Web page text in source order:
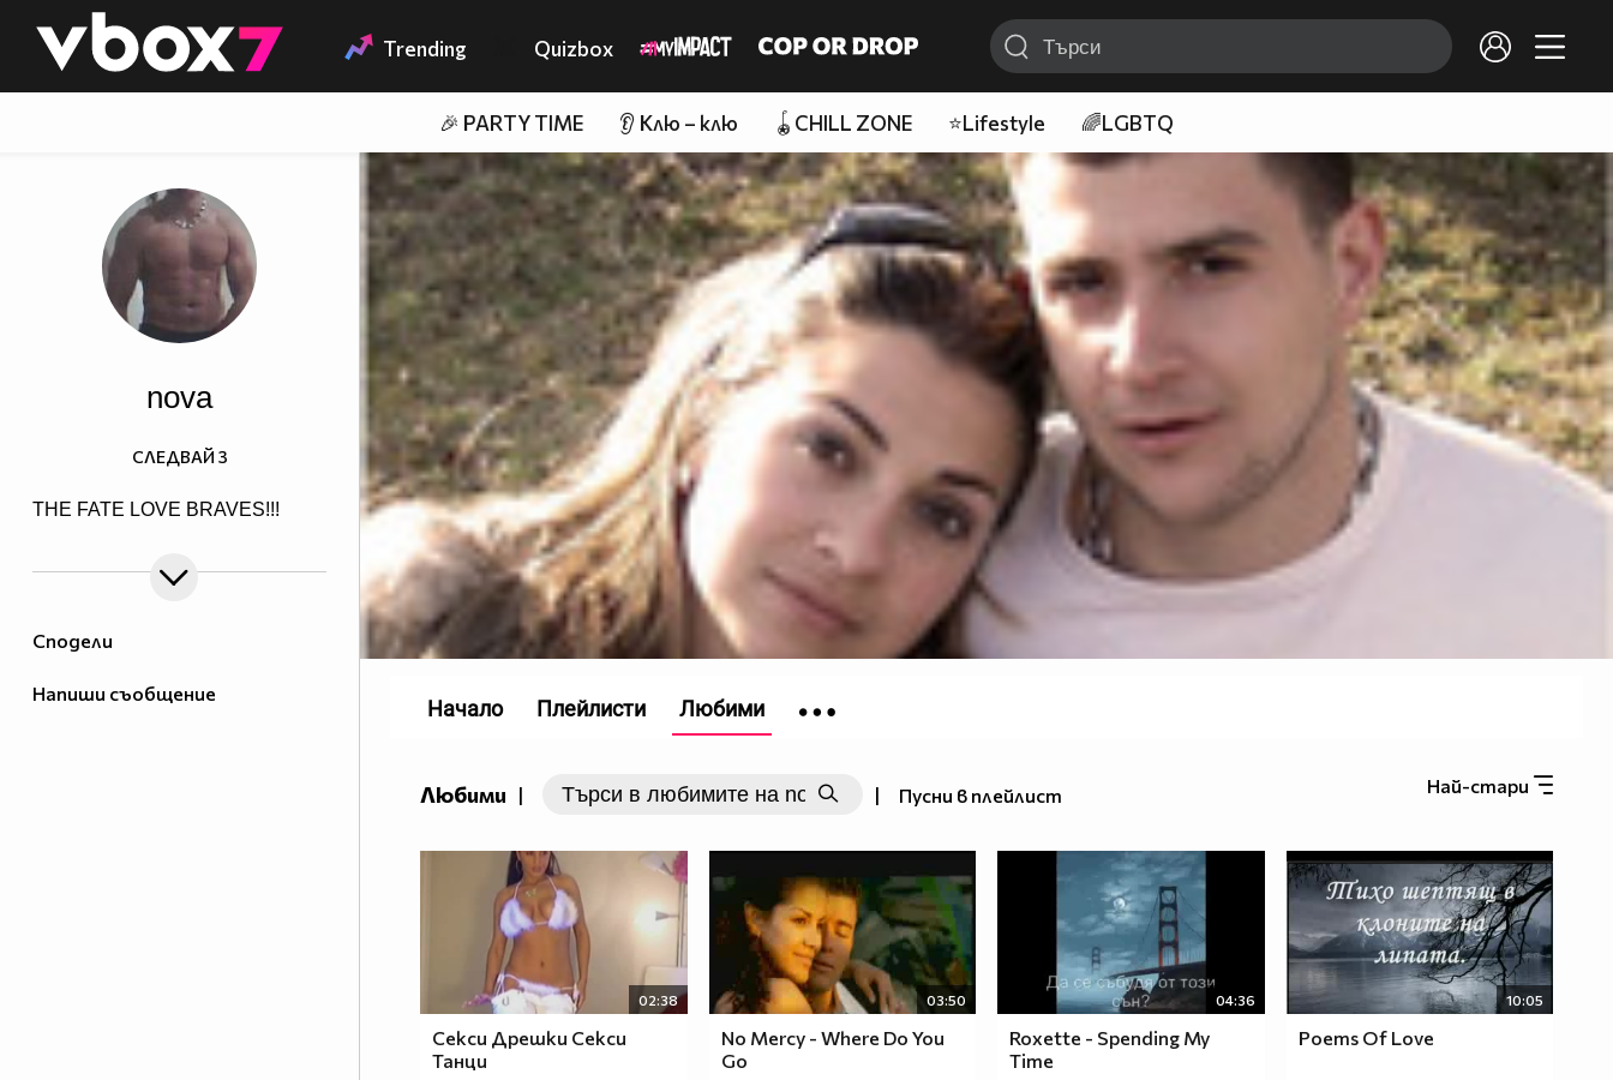
👾 Trending Quizbox
🎉 PARTY TIME 👂 Клю – клю 🪀CHILL ZONE ⭐Lifestyle 🌈LGBTQ
Сподели
Напиши съобщение
nova
THE FATE LOVE BRAVES!!!
СЛЕДВАЙ 3
Любими | | Пусни в плейлист Най-стари
02:38
Секси Дрешки Секси
Танци
03:50
No Mercy - Where Do You
Go
04:36
Roxette - Spending My
Time
10:05
Poems Of Love
Начало Плейлисти Любими